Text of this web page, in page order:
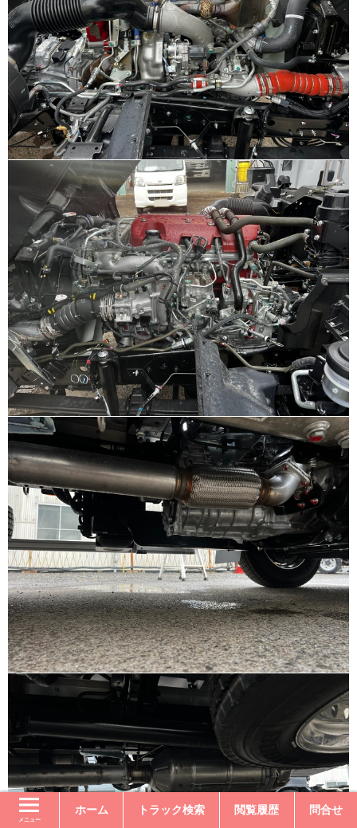
メニュー
ホーム トラック検索 閲覧履歴 問合せ